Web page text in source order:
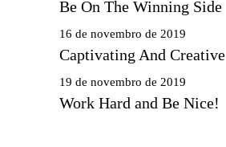
Be On The Winning Side
16 de novembro de 2019
Captivating And Creative
19 de novembro de 2019
Work Hard and Be Nice!